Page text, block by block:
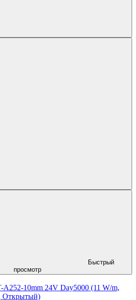
Быстрый
просмотр
A252-10mm 24V Day5000 (11 W/m,
Открытый)